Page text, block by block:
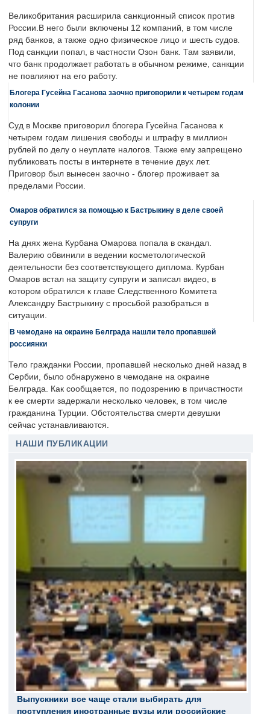
Великобритания расширила санкционный список против
России.В него были включены 12 компаний, в том числе
ряд банков, а также одно физическое лицо и шесть судов.
Под санкции попал, в частности Озон банк. Там заявили,
что банк продолжает работать в обычном режиме, санкции
не повлияют на его работу.
Блогера Гусейна Гасанова заочно приговорили к четырем годам
колонии
Суд в Москве приговорил блогера Гусейна Гасанова к
четырем годам лишения свободы и штрафу в миллион
рублей по делу о неуплате налогов. Также ему запрещено
публиковать посты в интернете в течение двух лет.
Приговор был вынесен заочно - блогер проживает за
пределами России.
Омаров обратился за помощью к Бастрыкину в деле своей
супруги
На днях жена Курбана Омарова попала в скандал.
Валерию обвинили в ведении косметологической
деятельности без соответствующего диплома. Курбан
Омаров встал на защиту супруги и записал видео, в
котором обратился к главе Следственного Комитета
Александру Бастрыкину с просьбой разобраться в
ситуации.
В чемодане на окраине Белграда нашли тело пропавшей
россиянки
Тело гражданки России, пропавшей несколько дней назад в
Сербии, было обнаружено в чемодане на окраине
Белграда. Как сообщается, по подозрению в причастности
к ее смерти задержали несколько человек, в том числе
гражданина Турции. Обстоятельства смерти девушки
сейчас устанавливаются.
НАШИ ПУБЛИКАЦИИ
Выпускники все чаще стали выбирать для
поступления иностранные вузы или российские